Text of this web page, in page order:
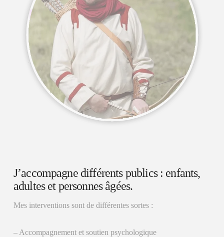
J’accompagne différents publics : enfants,
adultes et personnes âgées.
Mes interventions sont de différentes sortes :
– Accompagnement et soutien psychologique